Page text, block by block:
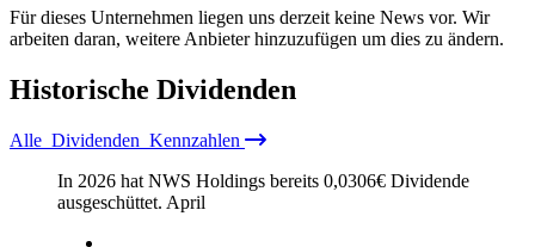
Für dieses Unternehmen liegen uns derzeit keine News vor. Wir
arbeiten daran, weitere Anbieter hinzuzufügen um dies zu ändern.
Historische Dividenden
Alle Dividenden Kennzahlen
In 2026 hat NWS Holdings bereits 0,0306€ Dividende
ausgeschüttet. April